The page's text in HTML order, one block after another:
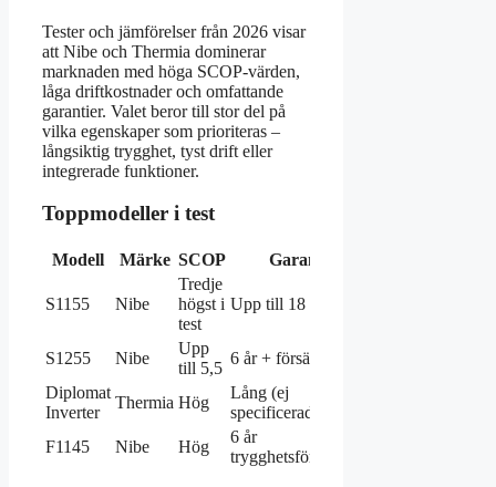
Tester och jämförelser från 2026 visar
att Nibe och Thermia dominerar
marknaden med höga SCOP-värden,
låga driftkostnader och omfattande
garantier. Valet beror till stor del på
vilka egenskaper som prioriteras –
långsiktig trygghet, tyst drift eller
integrerade funktioner.
Toppmodeller i test
Modell Märke SCOP Garanti
S1155 Nibe
Tredje
högst i
test
Upp till 18 år
S1255 Nibe
Upp
till 5,5
6 år + försäkring
Diplomat
Inverter
Thermia Hög
Lång (ej
specificerad)
F1145
Nibe Hög
6 år
trygghetsförsäkring